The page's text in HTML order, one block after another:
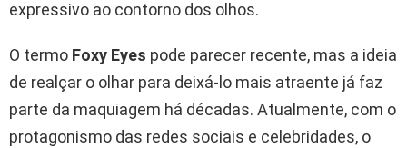
expressivo ao contorno dos olhos.
O termo Foxy Eyes pode parecer recente, mas a ideia
de realçar o olhar para deixá-lo mais atraente já faz
parte da maquiagem há décadas. Atualmente, com o
protagonismo das redes sociais e celebridades, o